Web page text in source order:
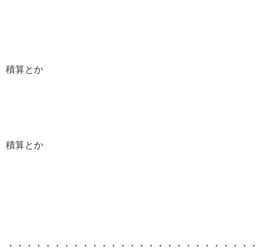
積算とか
積算とか
・・・・・・・・・・・・・・・・・・・・・・・・・・・